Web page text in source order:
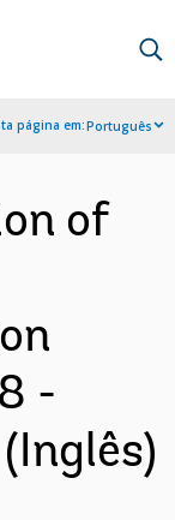
página em:Português
of
-